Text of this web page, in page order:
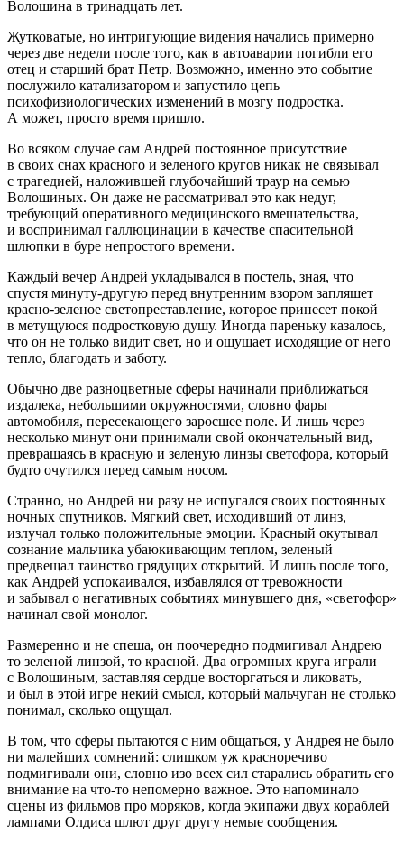
Волошина в тринадцать лет.
Жутковатые, но интригующие видения начались примерно
через две недели после того, как в автоаварии погибли его
отец и старший брат Петр. Возможно, именно это событие
послужило катализатором и запустило цепь
психофизиологических изменений в мозгу подростка.
А может, просто время пришло.
Во всяком случае сам Андрей постоянное присутствие
в своих снах красного и зеленого кругов никак не связывал
с трагедией, наложившей глубочайший траур на семью
Волошиных. Он даже не рассматривал это как недуг,
требующий оперативного медицинского вмешательства,
и воспринимал галлюцинации в качестве спасительной
шлюпки в буре непростого времени.
Каждый вечер Андрей укладывался в постель, зная, что
спустя минуту-другую перед внутренним взором запляшет
красно-зеленое светопреставление, которое принесет покой
в метущуюся подростковую душу. Иногда пареньку казалось,
что он не только видит свет, но и ощущает исходящие от него
тепло, благодать и заботу.
Обычно две разноцветные сферы начинали приближаться
издалека, небольшими окружностями, словно фары
автомобиля, пересекающего заросшее поле. И лишь через
несколько минут они принимали свой окончательный вид,
превращаясь в красную и зеленую линзы светофора, который
будто очутился перед самым носом.
Странно, но Андрей ни разу не испугался своих постоянных
ночных спутников. Мягкий свет, исходивший от линз,
излучал только положительные эмоции. Красный окутывал
сознание мальчика убаюкивающим теплом, зеленый
предвещал таинство грядущих открытий. И лишь после того,
как Андрей успокаивался, избавлялся от тревожности
и забывал о негативных событиях минувшего дня, «светофор»
начинал свой монолог.
Размеренно и не спеша, он поочередно подмигивал Андрею
то зеленой линзой, то красной. Два огромных круга играли
с Волошиным, заставляя сердце восторгаться и ликовать,
и был в этой игре некий смысл, который мальчуган не столько
понимал, сколько ощущал.
В том, что сферы пытаются с ним общаться, у Андрея не было
ни малейших сомнений: слишком уж красноречиво
подмигивали они, словно изо всех сил старались обратить его
внимание на что-то непомерно важное. Это напоминало
сцены из фильмов про моряков, когда экипажи двух кораблей
лампами Олдиса шлют друг другу немые сообщения.